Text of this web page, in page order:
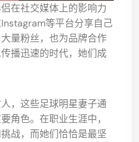
在社交媒体上的影响力
等平台分享自己
量粉丝，也为品牌合作
播迅速的时代，她们成
，这些足球明星妻子通
角色。在职业生涯中，
战，而她们恰恰是最坚